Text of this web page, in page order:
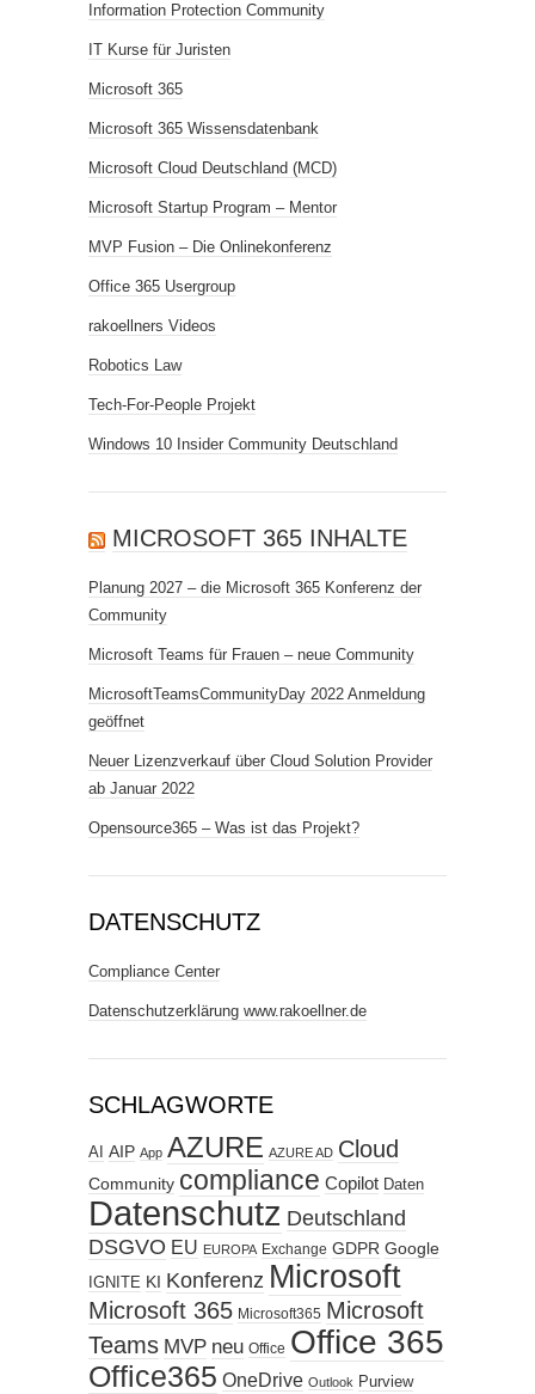
Information Protection Community
IT Kurse für Juristen
Microsoft 365
Microsoft 365 Wissensdatenbank
Microsoft Cloud Deutschland (MCD)
Microsoft Startup Program – Mentor
MVP Fusion – Die Onlinekonferenz
Office 365 Usergroup
rakoellners Videos
Robotics Law
Tech-For-People Projekt
Windows 10 Insider Community Deutschland
MICROSOFT 365 INHALTE
Planung 2027 – die Microsoft 365 Konferenz der
Community
Microsoft Teams für Frauen – neue Community
MicrosoftTeamsCommunityDay 2022 Anmeldung
geöffnet
Neuer Lizenzverkauf über Cloud Solution Provider
ab Januar 2022
Opensource365 – Was ist das Projekt?
DATENSCHUTZ
Compliance Center
Datenschutzerklärung www.rakoellner.de
SCHLAGWORTE
AI AIP App AZURE AZURE AD Cloud
Community compliance Copilot Daten
Datenschutz Deutschland
DSGVO EU EUROPA Exchange GDPR Google
IGNITE KI Konferenz Microsoft
Microsoft 365 Microsoft365 Microsoft
Teams MVP neu Office Office 365
Office365 OneDrive Outlook Purview